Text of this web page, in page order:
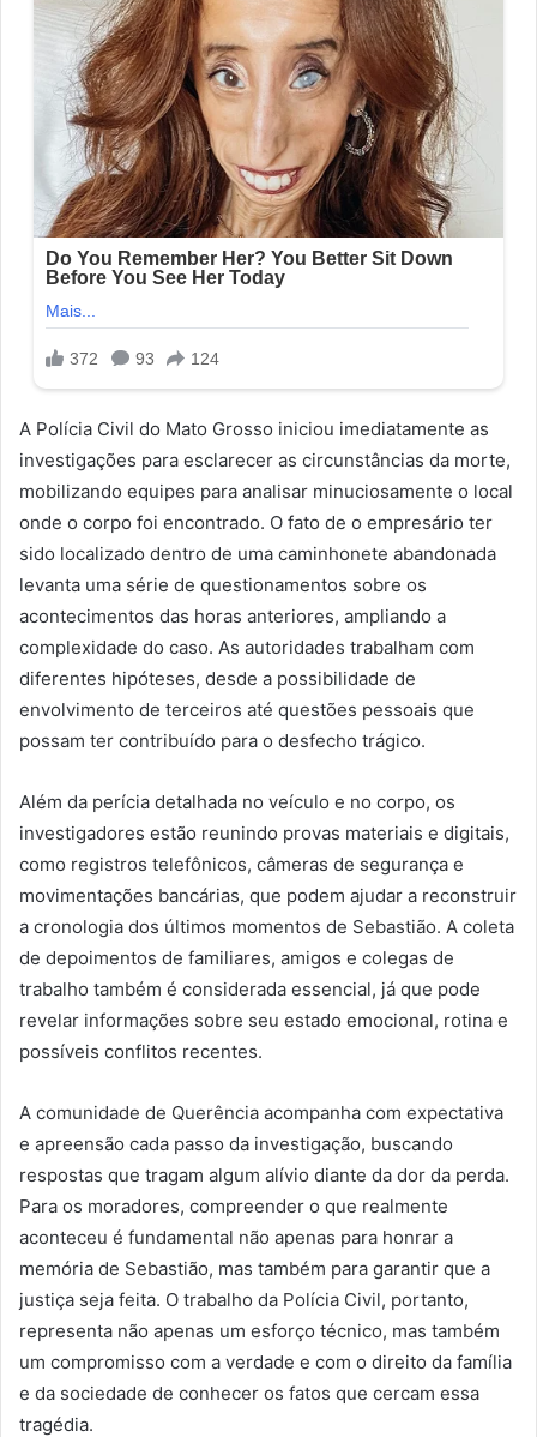
A Polícia Civil do Mato Grosso iniciou imediatamente as
investigações para esclarecer as circunstâncias da morte,
mobilizando equipes para analisar minuciosamente o local
onde o corpo foi encontrado. O fato de o empresário ter
sido localizado dentro de uma caminhonete abandonada
levanta uma série de questionamentos sobre os
acontecimentos das horas anteriores, ampliando a
complexidade do caso. As autoridades trabalham com
diferentes hipóteses, desde a possibilidade de
envolvimento de terceiros até questões pessoais que
possam ter contribuído para o desfecho trágico.
Além da perícia detalhada no veículo e no corpo, os
investigadores estão reunindo provas materiais e digitais,
como registros telefônicos, câmeras de segurança e
movimentações bancárias, que podem ajudar a reconstruir
a cronologia dos últimos momentos de Sebastião. A coleta
de depoimentos de familiares, amigos e colegas de
trabalho também é considerada essencial, já que pode
revelar informações sobre seu estado emocional, rotina e
possíveis conflitos recentes.
A comunidade de Querência acompanha com expectativa
e apreensão cada passo da investigação, buscando
respostas que tragam algum alívio diante da dor da perda.
Para os moradores, compreender o que realmente
aconteceu é fundamental não apenas para honrar a
memória de Sebastião, mas também para garantir que a
justiça seja feita. O trabalho da Polícia Civil, portanto,
representa não apenas um esforço técnico, mas também
um compromisso com a verdade e com o direito da família
e da sociedade de conhecer os fatos que cercam essa
tragédia.